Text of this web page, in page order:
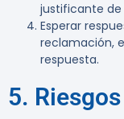
justificante de
Esperar
reclamación,
respuesta.
5.